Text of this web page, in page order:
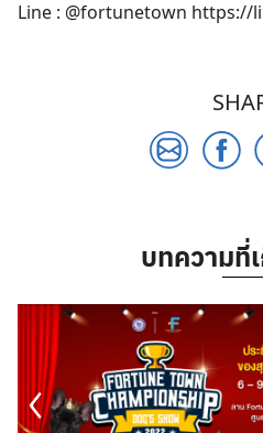
Line : @fortunetown https://
บทความที่